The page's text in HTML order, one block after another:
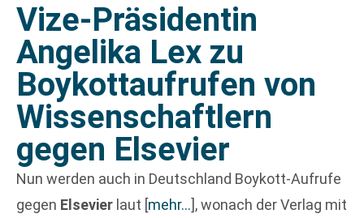
Vize-Präsidentin
Angelika Lex zu
Boykottaufrufen von
Wissenschaftlern
gegen Elsevier
Nun werden auch in Deutschland Boykott-Aufrufe
gegen Elsevier laut [mehr…], wonach der Verlag mit